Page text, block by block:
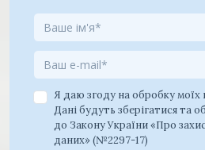
Я даю згоду на обробку моїх
Дані будуть зберігатися та
до Закону України «Про
даних» (№2297-17)